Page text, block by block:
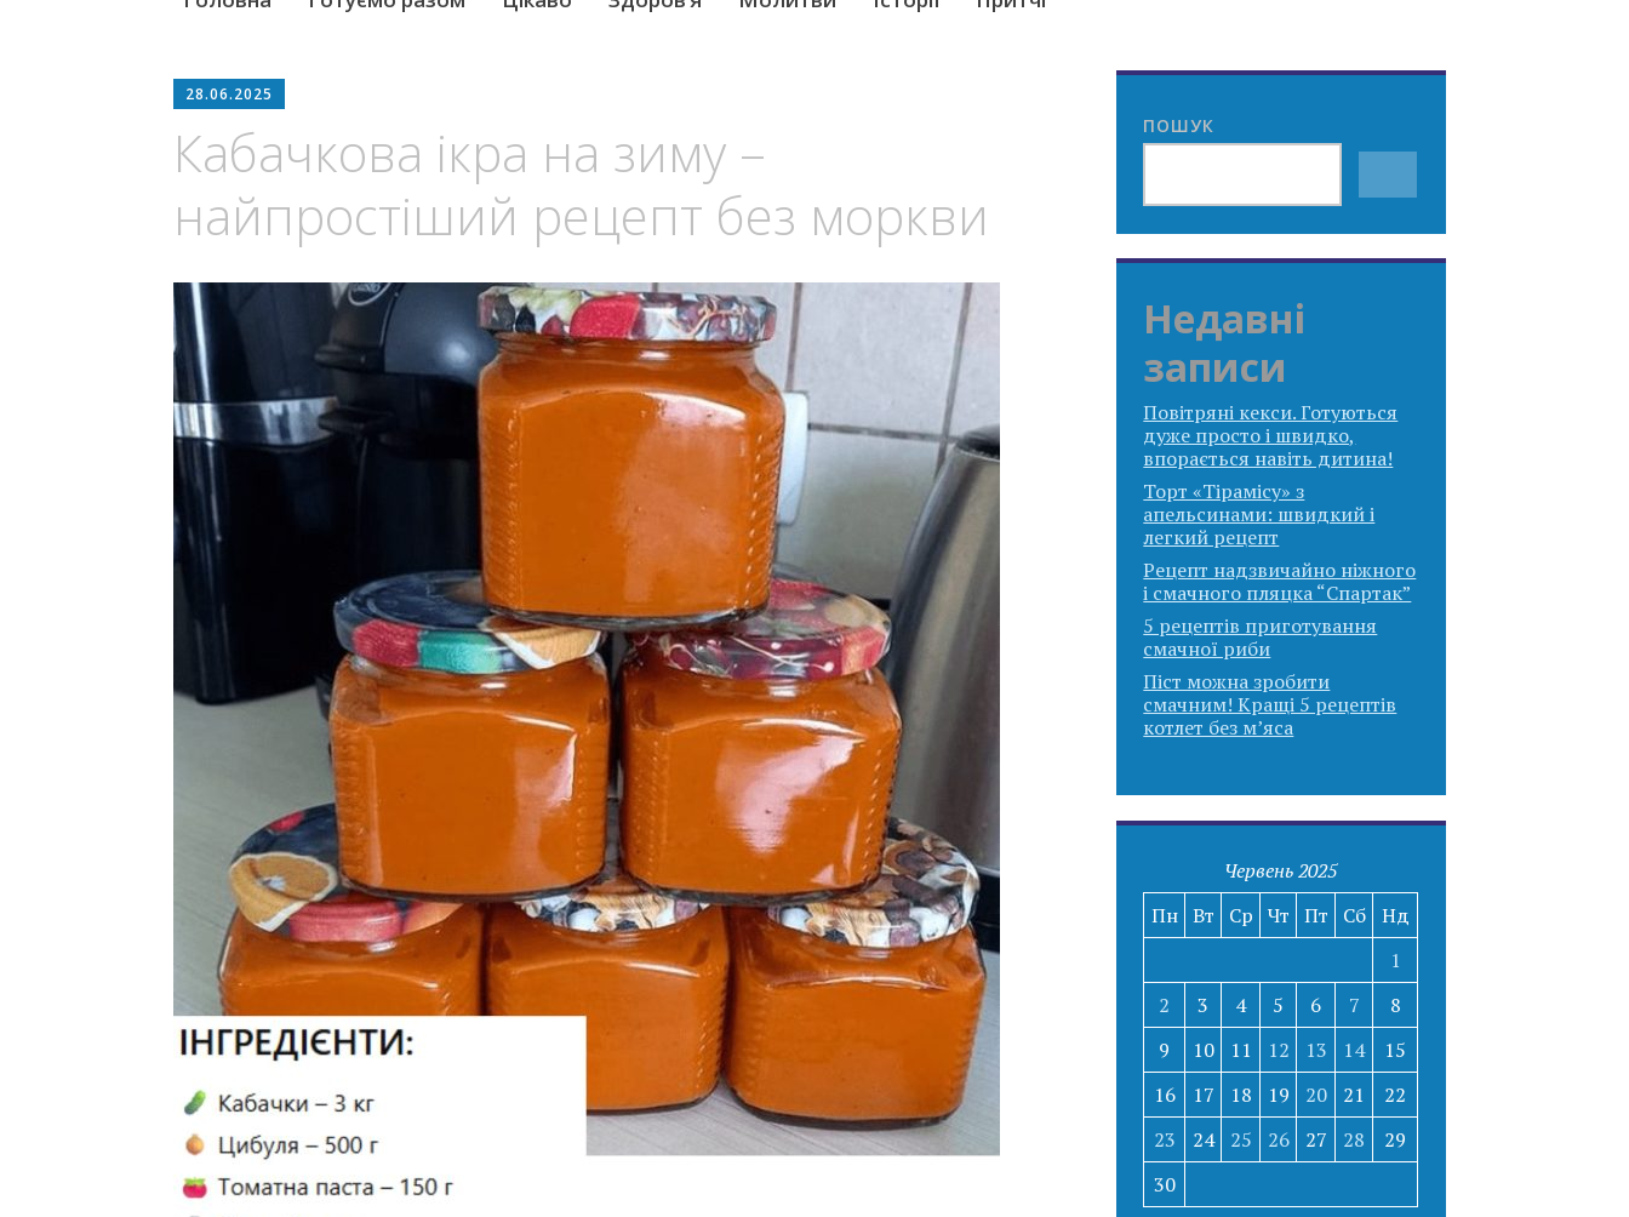
28.06.2025
Кабачкова ікра на зиму –
найпростіший рецепт без моркви
ПОШУК
Недавні
записи
Повітряні кекси. Готуються
дуже просто і швидко,
впорається навіть дитина!
Торт «Тірамісу» з
апельсинами: швидкий і
легкий рецепт
Рецепт надзвичайно ніжного
і смачного пляцка “Спартак”
5 рецептів приготування
смачної риби
Піст можна зробити
смачним! Кращі 5 рецептів
котлет без м’яса
Червень 2025
Пн Вт Ср Чт Пт Сб Нд
1
2
3 4 5 6 7
8
9
10 11 12 13 14
15
16
17 18 19 20 21
22
23
24 25 26 27 28
29
30